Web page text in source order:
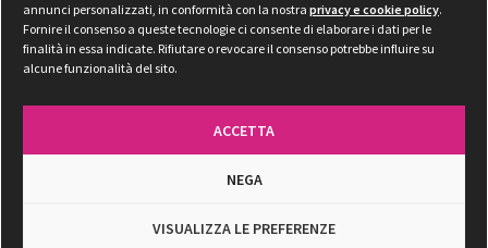
annunci personalizzati, in conformità con la nostra privacy e cookie policy.
Fornire il consenso a queste tecnologie ci consente di elaborare i dati per le
finalità in essa indicate. Rifiutare o revocare il consenso potrebbe influire su
alcune funzionalità del sito.
ACCETTA
NEGA
VISUALIZZA LE PREFERENZE